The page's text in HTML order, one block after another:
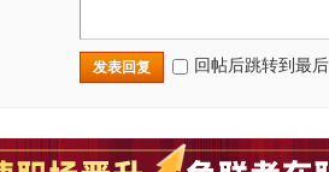
发表回复 回帖后跳转到最